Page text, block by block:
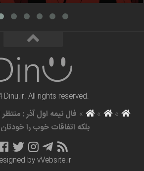
Dinu.ir. All rights reserved.
»
»
» فال نیمه اول آذر :
بلکه اتفاقات خوب را
byvVebsite.ir